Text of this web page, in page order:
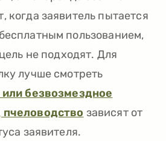
когда заявитель пытается
пользованием,
не подходят. Для
лучше смотреть
безвозмездное
пчеловодство зависят от
заявителя.